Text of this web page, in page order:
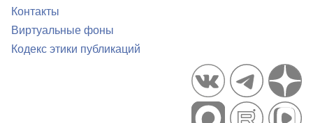
Контакты
Виртуальные фоны
Кодекс этики публикаций